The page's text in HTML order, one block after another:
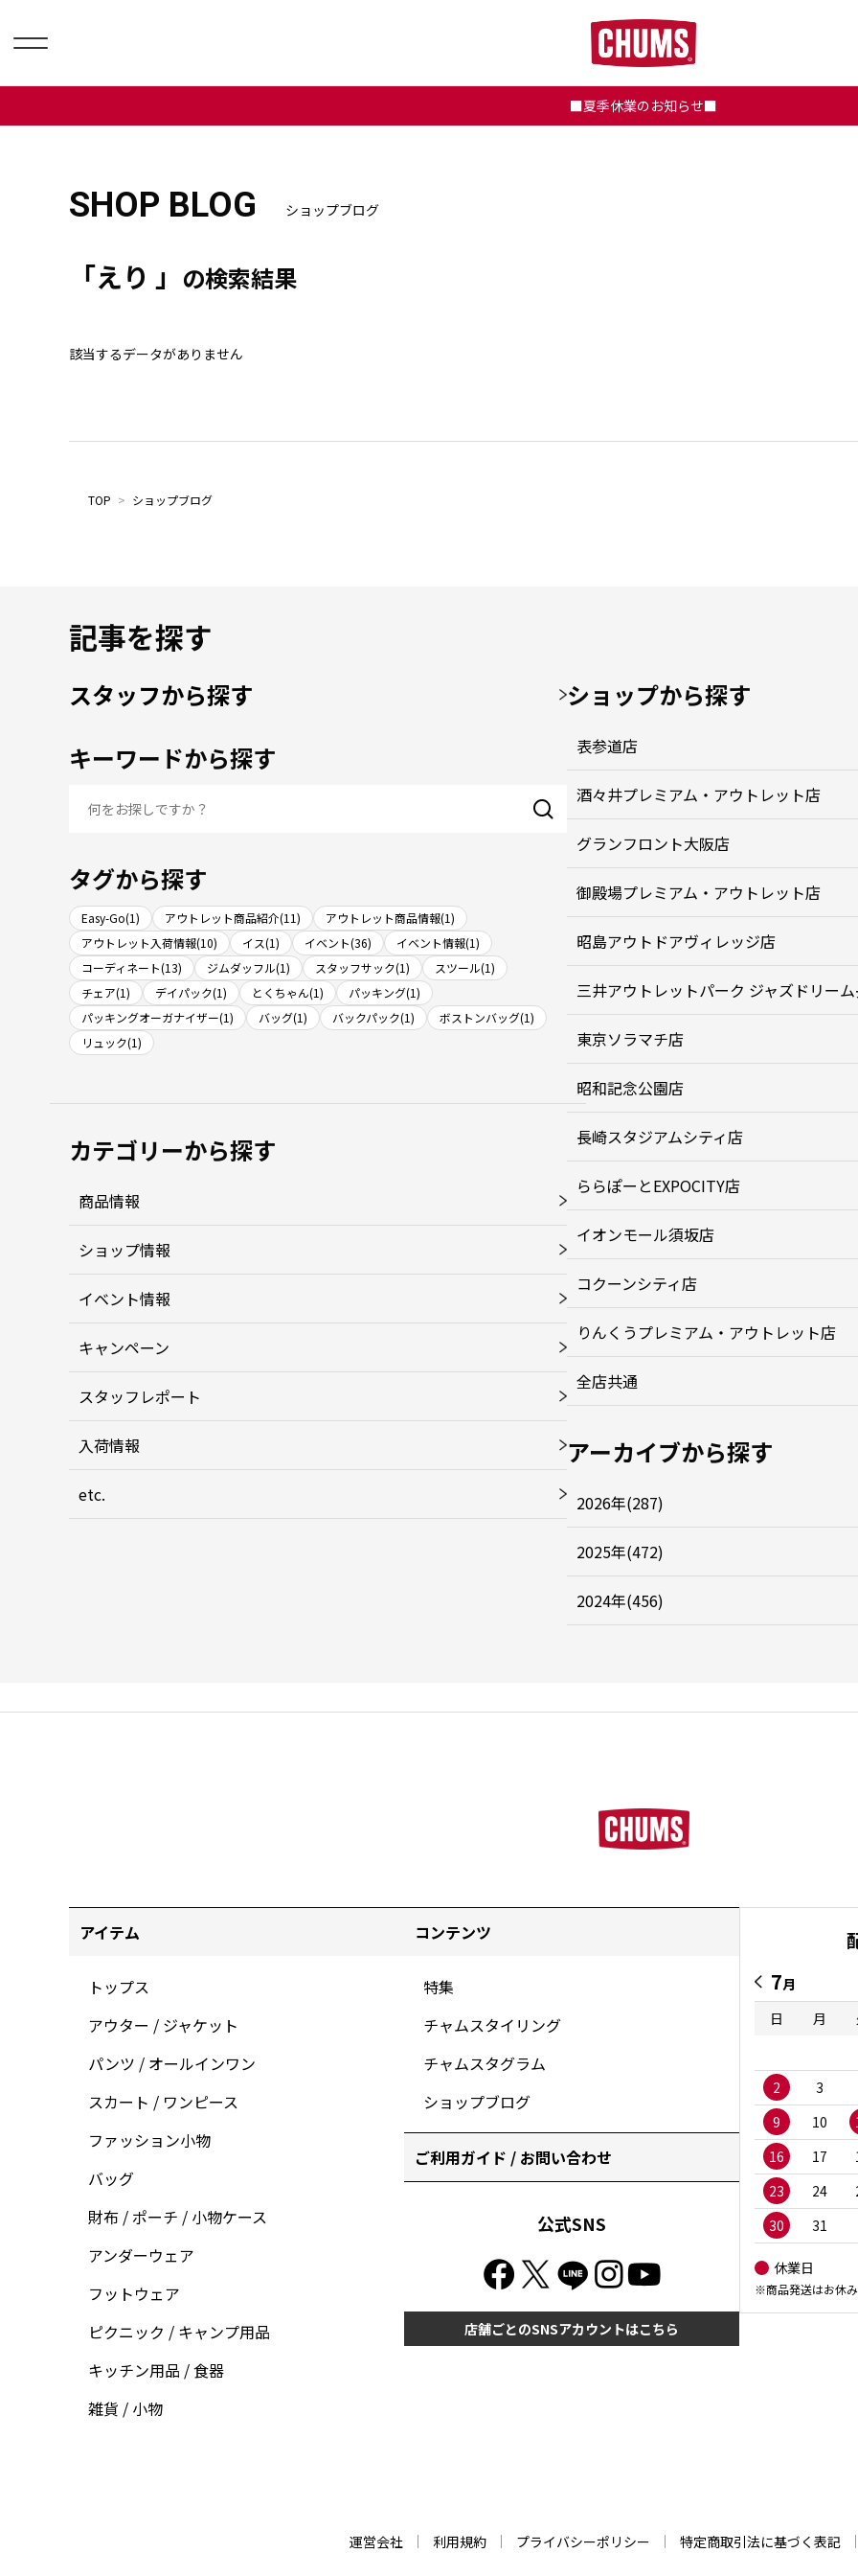
■夏季休業のお知らせ■
SHOP BLOG ショップブログ
「えり 」 の検索結果
該当するデータがありません
TOP > ショップブログ
記事を探す
スタッフから探す
キーワードから探す
タグから探す
Easy-Go(1) アウトレット商品紹介(11)
アウトレット商品情報(1)
アウトレット入荷情報(10)
イス(1) イベント(36)
イベント情報(1)
コーディネート(13)
ジムダッフル(1) スタッフサック(1)
スツール(1)
チェア(1)
デイパック(1) とくちゃん(1)
パッキング(1)
パッキングオーガナイザー(1)
バッグ(1) バックパック(1)
ボストンバッグ(1)
リュック(1)
カテゴリーから探す
商品情報
ショップ情報
イベント情報
キャンペーン
スタッフレポート
入荷情報
etc.
ショップから探す
表参道店
酒々井プレミアム・アウトレット店
グランフロント大阪店
御殿場プレミアム・アウトレット店
昭島アウトドアヴィレッジ店
三井アウトレットパーク ジャズドリー
東京ソラマチ店
昭和記念公園店
長崎スタジアムシティ店
ららぽーとEXPOCITY店
イオンモール須坂店
コクーンシティ店
りんくうプレミアム・アウトレット店
全店共通
アーカイブから探す
2026年(287)
2025年(472)
2024年(456)
アイテム
トップス
アウター / ジャケット
パンツ / オールインワン
スカート / ワンピース
ファッション小物
バッグ
財布 / ポーチ / 小物ケース
アンダーウェア
フットウェア
ピクニック / キャンプ用品
キッチン用品 / 食器
雑貨 / 小物
コンテンツ
特集
チャムスタイリング
チャムスタグラム
ショップブログ
ご利用ガイド / お問い合わせ
公式SNS
店舗ごとのSNSアカウントはこちら
7月
日
月
2
3
9
10
16
17
23
24
30
31
休業日
※商品発送はお休
運営会社 利用規約 プライバシーポリシー 特定商取引法に基づく表記